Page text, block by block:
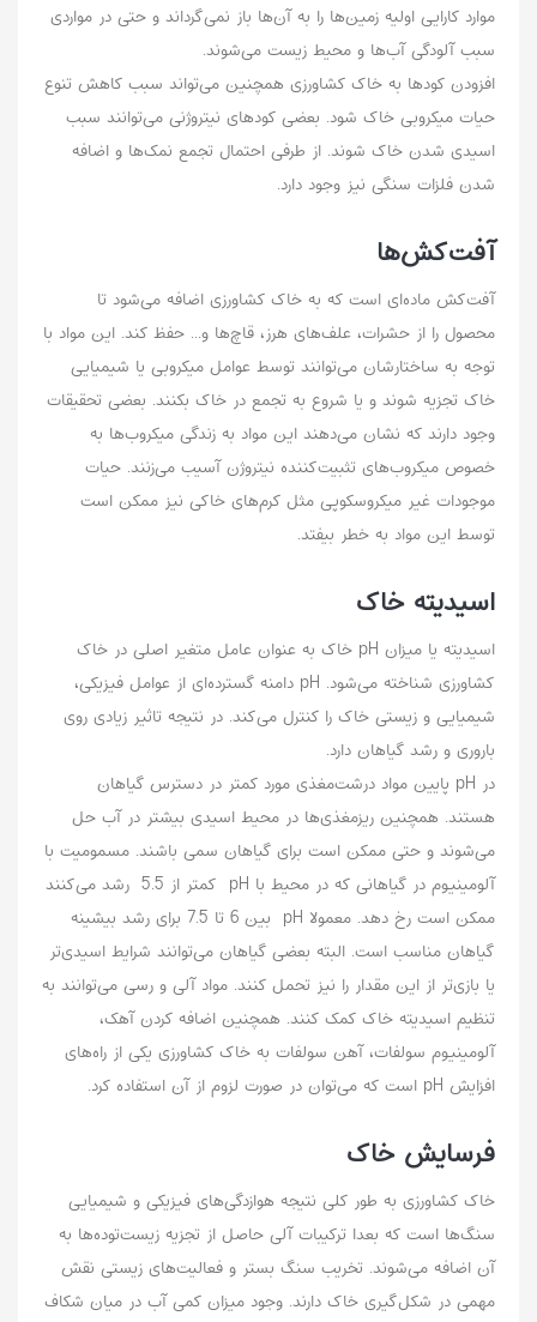
موارد کارایی اولیه زمین‌ها را به آن‌ها باز نمی‌گرداند و حتی در مواردی
سبب آلودگی‌ آب‌ها و محیط زیست می‌شوند.
افزودن کود‌ها به خاک کشاورزی همچنین می‌تواند سبب کاهش تنوع
حیات میکروبی خاک شود. بعضی کود‌های نیتروژنی می‌توانند سبب
اسیدی شدن خاک شوند. از طرفی احتمال تجمع نمک‌ها و اضافه
شدن فلزات سنگی نیز وجود دارد.
آفت‌‌کش‌ها
آفت‌کش ماده‌ای است که به خاک کشاورزی اضافه می‌شود تا
محصول را از حشرات، علف‌‌های هرز، قاچ‌ها و... حفظ کند. این مواد با
توجه به ساختارشان می‌توانند توسط عوامل میکروبی یا شیمیایی
خاک تجزیه شوند و یا شروع به تجمع در خاک بکنند. بعضی تحقیقات
وجود دارند که نشان می‌دهند این مواد به زندگی میکروب‌ها به
خصوص میکروب‌های تثبیت‌کننده نیتروژن آسیب می‌زنند. حیات
موجودات غیر میکروسکوپی مثل کرم‌های‌ خاکی نیز ممکن است
توسط این مواد به خطر بیفتد.
اسیدیته خاک
اسیدیته یا میزان pH خاک به عنوان عامل متغیر اصلی در خاک
کشاورزی شناخته می‌شود. pH دامنه گسترده‌ای از عوامل فیزیکی،
شیمیایی و زیستی خاک را کنترل می‌کند. در نتیجه تاثیر زیادی روی
باروری و رشد گیاهان دارد.
در pH پایین مواد درشت‌مغذی مورد کمتر در دسترس گیاهان
هستند. همچنین ریزمغذی‌ها در محیط اسیدی بیشتر در آب حل
می‌شوند و حتی ممکن است برای گیاهان سمی باشند. مسمومیت با
آلومینیوم در گیاهانی که در محیط با pH کمتر از 5.5 رشد می‌کنند
ممکن است رخ دهد. معمولا pH بین 6 تا 7.5 برای رشد بیشینه
گیاهان مناسب است. البته بعضی گیاهان می‌توانند شرایط اسیدی‌تر
یا بازی‌تر از این مقدار را نیز تحمل کنند. مواد آلی و رسی می‌توانند به
تنظیم اسیدیته خاک کمک کنند. همچنین اضافه کردن آهک،
آلومینیوم سولفات، آهن سولفات به خاک کشاورزی یکی از راه‌های
افزایش pH است که می‌توان در صورت لزوم از آن استفاده کرد.
فرسایش خاک
خاک کشاورزی به طور کلی نتیجه هوازدگی‌های فیزیکی و شیمیایی
سنگ‌ها است که بعدا ترکیبات آلی حاصل از تجزیه زیست‌توده‌ها به
آن اضافه می‌شوند. تخریب سنگ بستر و فعالیت‌های زیستی نقش
مهمی در شکل‌گیری خاک دارند. وجود میزان کمی آب در میان شکاف